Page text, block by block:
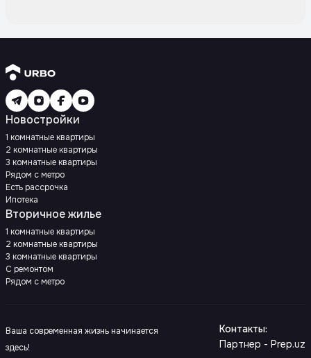
Новостройки
1 комнатные квартиры
2 комнатные квартиры
3 комнатные квартиры
Рядом с метро
Есть рассрочка
Ипотека
Вторичное жилье
1 комнатные квартиры
2 комнатные квартиры
3 комнатные квартиры
С ремонтом
Рядом с метро
Ваша современная жизнь начинается
здесь!
Контакты:
Партнер - Prep.uz